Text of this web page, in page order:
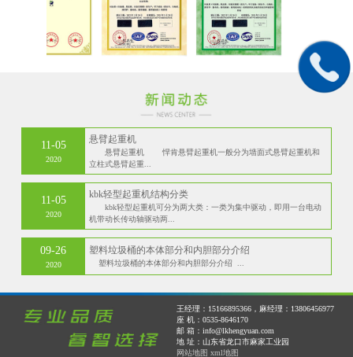
11-05
2020
悬臂起重机
悬臂起重机 悍肯悬臂起重机一般分为墙面式悬臂起重机和
立柱式悬臂起重...
11-05
2020
kbk轻型起重机结构分类
kbk轻型起重机可分为两大类：一类为集中驱动，即用一台电动
机带动长传动轴驱动两...
09-26
2020
塑料垃圾桶的本体部分和内胆部分介绍
塑料垃圾桶的本体部分和内胆部分介绍 ...
王经理：15166895366，麻经理：13806456977
座 机：0535-8646170
邮 箱：info@lkhengyuan.com
地 址：山东省龙口市麻家工业园
网站地图 xml地图